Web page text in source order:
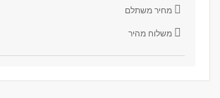
מחיר משתלם
משלוח מהיר